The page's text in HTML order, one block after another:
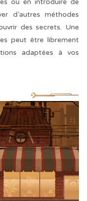
ou en introduire de
d’autres méthodes
des secrets. Une
peut être librement
adaptées à vos